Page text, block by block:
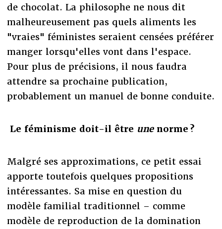
de chocolat. La philosophe ne nous dit
malheureusement pas quels aliments les
"vraies" féministes seraient censées préférer
manger lorsqu'elles vont dans l'espace.
Pour plus de précisions, il nous faudra
attendre sa prochaine publication,
probablement un manuel de bonne conduite.
Le féminisme doit-il être unenorme ?
Malgré ses approximations, ce petit essai
apporte toutefois quelques propositions
intéressantes. Sa mise en question du
modèle familial traditionnel – comme
modèle de reproduction de la domination